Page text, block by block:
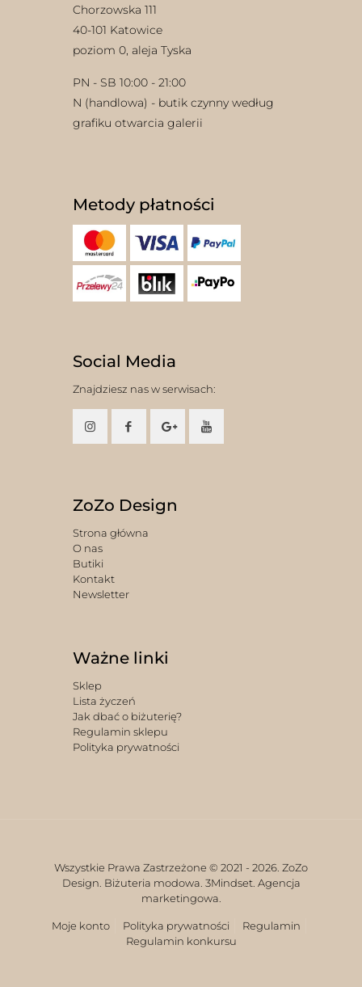
Chorzowska 111
40-101 Katowice
poziom 0, aleja Tyska
PN - SB 10:00 - 21:00
N (handlowa) - butik czynny według
grafiku otwarcia galerii
Metody płatności
Social Media
Znajdziesz nas w serwisach:
ZoZo Design
Strona główna
O nas
Butiki
Kontakt
Newsletter
Ważne linki
Sklep
Lista życzeń
Jak dbać o biżuterię?
Regulamin sklepu
Polityka prywatności
Wszystkie Prawa Zastrzeżone © 2021 - 2026. ZoZo
Design. Biżuteria modowa. 3Mindset. Agencja
marketingowa.
Moje konto Polityka prywatności
Regulamin
Regulamin konkursu